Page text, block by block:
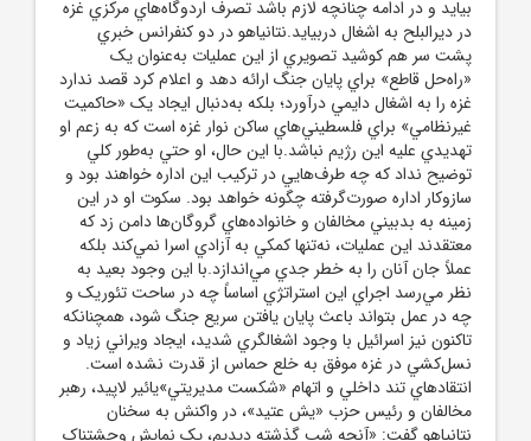
بيايد و در ادامه چنانچه لازم باشد تصرف اردوگاه‌هاي مرکزي غزه
در ديرالبلح به اشغال دربيايد.نتانياهو در دو کنفرانس خبري
پشت سر هم کوشيد تصويري از اين عمليات به‌عنوان يک
«راه‌حل قاطع» براي پايان جنگ ارائه دهد و اعلام کرد قصد ندارد
غزه را به اشغال دايمي درآورد؛ بلکه به‌دنبال ايجاد يک «حاکميت
غيرنظامي» براي فلسطيني‌هاي ساکن نوار غزه است که به‌ زعم او
تهديدي عليه اين رژيم نباشد.با اين حال، او حتي به‌طور کلي
توضيح نداد که چه طرف‌هايي در ترکيب اين اداره خواهند بود و
سازوکار اداره صورت‌گرفته چگونه خواهد بود. سکوت او در اين
زمينه به بدبيني مخالفان و خانواده‌هاي گروگان‌ها دامن زد که
معتقدند اين عمليات، نه‌تنها کمکي به آزادي اسرا نمي‌کند بلکه
عملاً جان آنان را به خطر جدي مي‌اندازد.با اين وجود بعيد به
نظر مي‌رسد اجراي اين استراتژي اساساً چه در ساحت تئوريک و
چه در عمل بتواند باعث پايان يافتن سريع جنگ شود، همچنانکه
تاکنون نيز اسرائيل با وجود اشغالگري شديد، ايجاد ويراني زياد و
نسل‌کشي در غزه موفق به خلع حماس از قدرت نشده است.
انتقادهاي تند داخلي و اتهام «شکست مديريتي»يائير لاپيد، رهبر
مخالفان و رئيس حزب «يش عتيد»، در واکنش به سخنان
نتانياهو گفت: «آنچه شب گذشته ديديم، يک نمايش وحشتناک